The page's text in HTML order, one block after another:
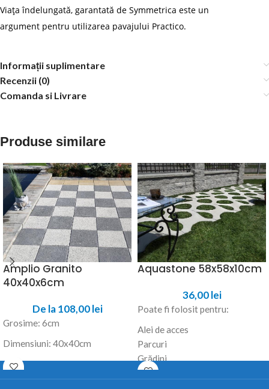
Viața îndelungată, garantată de Symmetrica este un
argument pentru utilizarea pavajului Practico.
Informații suplimentare
Recenzii (0)
Comanda si Livrare
Produse similare
Amplio Granito
40x40x6cm
De la 108,00lei
Grosime: 6cm
Dimensiuni: 40x40cm
Aquastone 58x58x10cm
36,00lei
Poate fi folosit pentru:
Alei de acces
Parcuri
Grădini